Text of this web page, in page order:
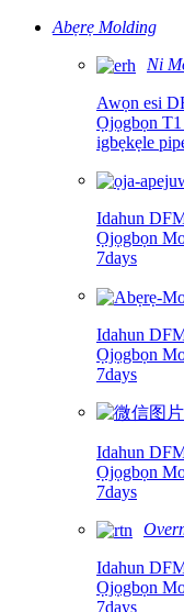
Abẹrẹ Molding
Ni
Awọn esi
Ọjọgbọn
igbẹkẹle
Idahun
Ọjọgbọn
7days
Idahun
Ọjọgbọn
7days
Idahun
Ọjọgbọn
7days
Idahun
Ọjọgbọn
7days